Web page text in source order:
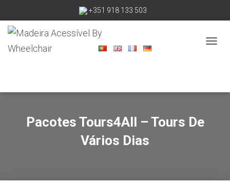
+351 918 133 503
madeiraacessivelbywheelchair@gmail.com
Pacotes Tours4All – Tours De
Vários Dias